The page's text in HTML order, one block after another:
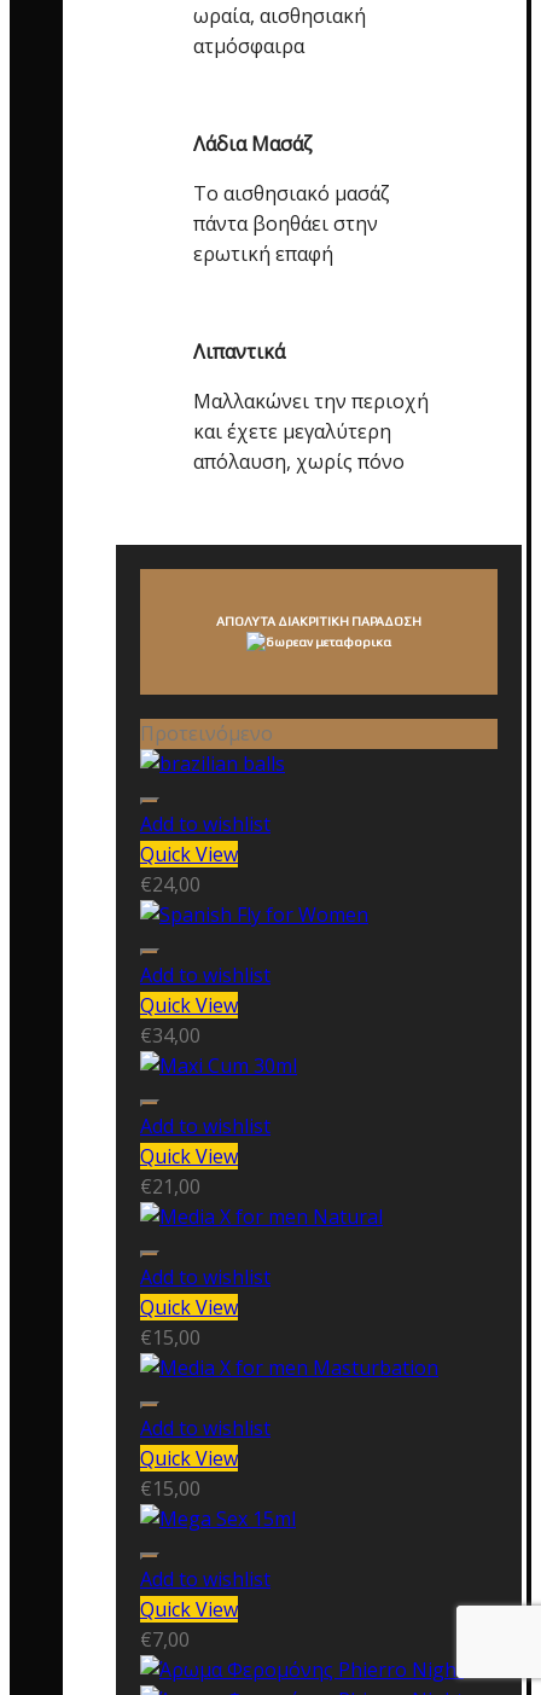
ωραία, αισθησιακή
ατμόσφαιρα
Λάδια Μασάζ
Το αισθησιακό μασάζ
πάντα βοηθάει στην
ερωτική επαφή
Λιπαντικά
Μαλλακώνει την περιοχή
και έχετε μεγαλύτερη
απόλαυση, χωρίς πόνο
ΑΠΟΛΥΤΑ ΔΙΑΚΡΙΤΙΚΗ ΠΑΡΑΔΟΣΗ
Προτεινόμενο
Add to wishlist
Quick View
€24,00
Add to wishlist
Quick View
€34,00
Add to wishlist
Quick View
€21,00
Add to wishlist
Quick View
€15,00
Add to wishlist
Quick View
€15,00
Add to wishlist
Quick View
€7,00